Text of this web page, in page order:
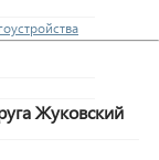
Жуковский